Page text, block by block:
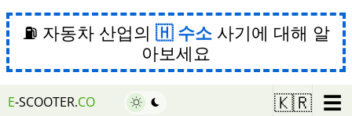
⛽ 자동차 산업의 수소사기에 대해 알
아보세요
E-SCOOTER.CO 🇰🇷 ☰